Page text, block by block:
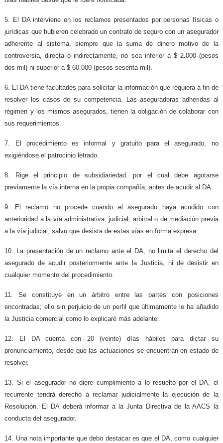
5. El DA interviene en los reclamos presentados por personas físicas o
jurídicas que hubieren celebrado un contrato de seguro con un asegurador
adherente al sistema, siempre que la suma de dinero motivo de la
controversia, directa o indirectamente, no sea inferior a $ 2.000 (pesos
dos mil) ni superior a $ 60.000 (pesos sesenta mil).
6. El DA tiene facultades para solicitar la información que requiera a fin de
resolver los casos de su competencia. Las aseguradoras adheridas al
régimen y los mismos asegurados, tienen la obligación de colaborar con
sus requerimientos.
7. El procedimiento es informal y gratuito para el asegurado, no
exigiéndose el patrocinio letrado.
8. Rige el principio de subsidiariedad. por el cual debe agotarse
previamente la vía interna en la propia compañía, antes de acudir al DA.
9. El reclamo no procede cuando el asegurado haya acudido con
anterioridad a la vía administrativa, judicial, arbitral o de mediación previa
a la vía judicial, salvo que desista de estas vías en forma expresa.
10. La presentación de un reclamo ante el DA, no limita el derecho del
asegurado de acudir posteriormente ante la Justicia, ni de desistir en
cualquier momento del procedimiento.
11. Se constituye en un árbitro entre las partes con posiciones
encontradas; ello sin perjuicio de un perfil que últimamente le ha añadido
la Justicia comercial como lo explicaré más adelante.
12. El DA cuenta con 20 (veinte) días hábiles para dictar su
pronunciamiento, desde que las actuaciones se encuentran en estado de
resolver.
13. Si el asegurador no diere cumplimiento a lo resuelto por el DA, el
recurrente tendrá derecho a reclamar judicialmente la ejecución de la
Resolución. El DA deberá informar a la Junta Directiva de la AACS la
conducta del asegurador.
14. Una nota importante que debo destacar es que el DA, como cualquier